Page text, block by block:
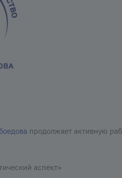
продолжает активную
аспект»